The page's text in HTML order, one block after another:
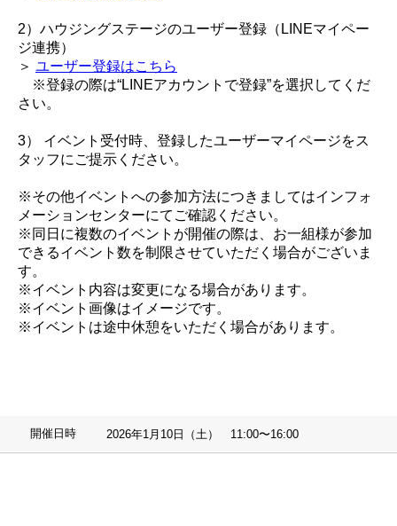
2）ハウジングステージのユーザー登録（LINEマイペー
ジ連携）
＞ ユーザー登録はこちら
※登録の際は“LINEアカウントで登録”を選択してくだ
さい。
3） イベント受付時、登録したユーザーマイページをス
タッフにご提示ください。
※その他イベントへの参加方法につきましてはインフォ
メーションセンターにてご確認ください。
※同日に複数のイベントが開催の際は、お一組様が参加
できるイベント数を制限させていただく場合がございま
す。
※イベント内容は変更になる場合があります。
※イベント画像はイメージです。
※イベントは途中休憩をいただく場合があります。
開催日時 2026年1月10日（土） 11:00〜16:00